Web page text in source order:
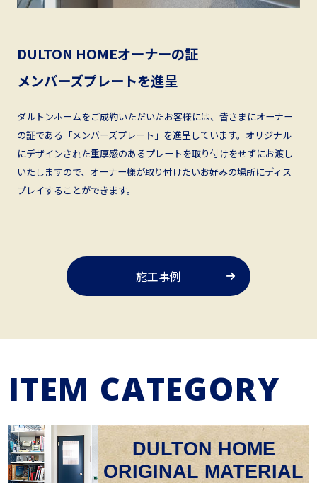
DULTON HOMEオーナーの証
メンバーズプレートを進呈
ダルトンホームをご成約いただいたお客様には、皆さまにオーナー
の証である「メンバーズプレート」を進呈しています。オリジナル
にデザインされた重厚感のあるプレートを取り付けをせずにお渡し
いたしますので、オーナー様が取り付けたいお好みの場所にディス
プレイすることができます。
施工事例
ITEM CATEGORY
DULTON HOME
ORIGINAL MATERIAL